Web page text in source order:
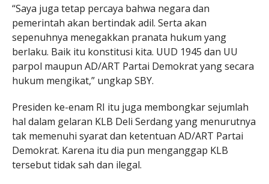
“Saya juga tetap percaya bahwa negara dan
pemerintah akan bertindak adil. Serta akan
sepenuhnya menegakkan pranata hukum yang
berlaku. Baik itu konstitusi kita. UUD 1945 dan UU
parpol maupun AD/ART Partai Demokrat yang secara
hukum mengikat,” ungkap SBY.
Presiden ke-enam RI itu juga membongkar sejumlah
hal dalam gelaran KLB Deli Serdang yang menurutnya
tak memenuhi syarat dan ketentuan AD/ART Partai
Demokrat. Karena itu dia pun menganggap KLB
tersebut tidak sah dan ilegal.